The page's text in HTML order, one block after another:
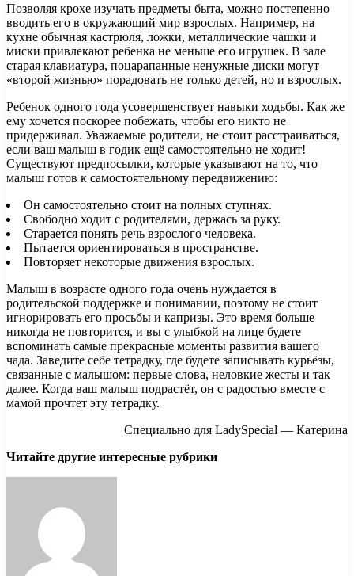
Позволяя крохе изучать предметы быта, можно постепенно
вводить его в окружающий мир взрослых. Например, на
кухне обычная кастрюля, ложки, металлические чашки и
миски привлекают ребенка не меньше его игрушек. В зале
старая клавиатура, поцарапанные ненужные диски могут
«второй жизнью» порадовать не только детей, но и взрослых.
Ребенок одного года усовершенствует навыки ходьбы. Как же
ему хочется поскорее побежать, чтобы его никто не
придерживал. Уважаемые родители, не стоит расстраиваться,
если ваш малыш в годик ещё самостоятельно не ходит!
Существуют предпосылки, которые указывают на то, что
малыш готов к самостоятельному передвижению:
Он самостоятельно стоит на полных ступнях.
Свободно ходит с родителями, держась за руку.
Старается понять речь взрослого человека.
Пытается ориентироваться в пространстве.
Повторяет некоторые движения взрослых.
Малыш в возрасте одного года очень нуждается в
родительской поддержке и понимании, поэтому не стоит
игнорировать его просьбы и капризы. Это время больше
никогда не повторится, и вы с улыбкой на лице будете
вспоминать самые прекрасные моменты развития вашего
чада. Заведите себе тетрадку, где будете записывать курьёзы,
связанные с малышом: первые слова, неловкие жесты и так
далее. Когда ваш малыш подрастёт, он с радостью вместе с
мамой прочтет эту тетрадку.
Специально для LadySpecial — Катерина
Читайте другие интересные рубрики